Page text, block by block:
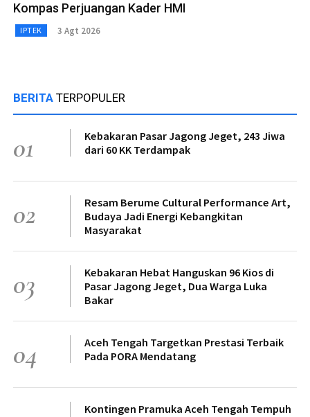
Kompas Perjuangan Kader HMI
IPTEK 3 Agt 2026
BERITA TERPOPULER
01
Kebakaran Pasar Jagong Jeget, 243 Jiwa
dari 60 KK Terdampak
02
Resam Berume Cultural Performance Art,
Budaya Jadi Energi Kebangkitan
Masyarakat
03
Kebakaran Hebat Hanguskan 96 Kios di
Pasar Jagong Jeget, Dua Warga Luka
Bakar
04
Aceh Tengah Targetkan Prestasi Terbaik
Pada PORA Mendatang
Kontingen Pramuka Aceh Tengah Tempuh